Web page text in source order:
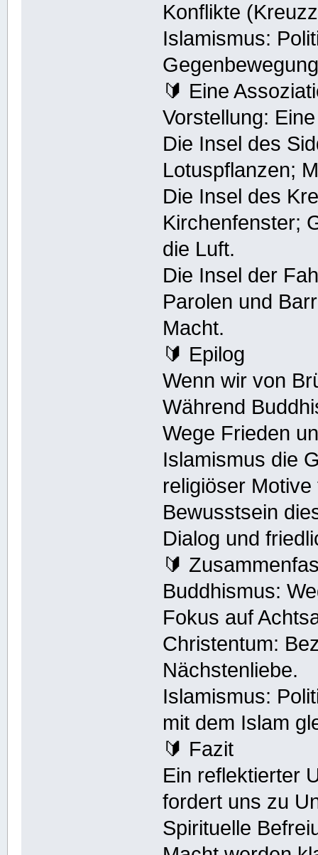
Konflikte
Islamismus:
🔰 Eine
Vorstellung:
Die Insel des
Lotuspflanzen;
Die Insel des
Kirchenfenster;
die Luft.
Die Insel der
Parolen und
Macht.
🔰 Epilog
Wenn wir von
Während
Wege Frieden
Islamismus die
religiöser
Bewusstsein
Dialog und
🔰
Buddhismus:
Fokus auf
Christentum:
Nächstenliebe.
Islamismus:
mit dem Islam
🔰 Fazit
Ein reflektierter
fordert uns zu
Spirituelle